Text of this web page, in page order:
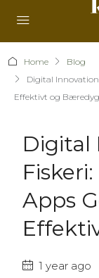
Home
Blog
Digital Innovation
Effektivt og
Digital
Apps
1 year ago